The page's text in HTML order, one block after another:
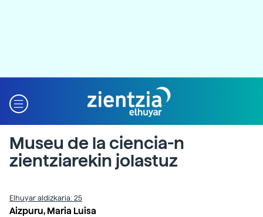
Museu de la ciencia-n
zientziarekin jolastuz
Elhuyar aldizkaria: 25
Aizpuru, Maria Luisa